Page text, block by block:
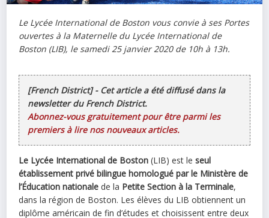
Le Lycée International de Boston vous convie à ses Portes
ouvertes à la Maternelle du Lycée International de
Boston (LIB), le samedi 25 janvier 2020 de 10h à 13h.
[French District] - Cet article a été diffusé dans la
newsletter du French District.
Abonnez-vous gratuitement pour être parmi les
premiers à lire nos nouveaux articles.
Le Lycée International de Boston (LIB) est leseul
établissement privé bilingue homologué par le Ministère de
l’Éducation nationale de la Petite Section à la Terminale,
dans la région de Boston. Les élèves du LIB obtiennent un
diplôme américain de fin d’études et choisissent entre deux